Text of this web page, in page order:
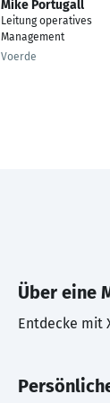
Mike Portugall
Leitung operatives
Management
Voerde
Über eine
Entdecke mit